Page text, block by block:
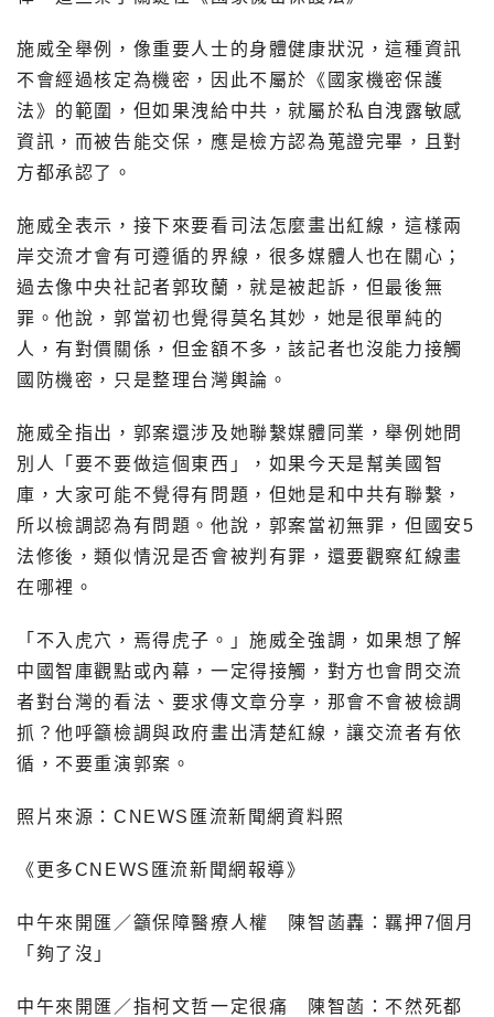
施威全舉例，像重要人士的身體健康狀況，這種資訊
不會經過核定為機密，因此不屬於《國家機密保護
法》的範圍，但如果洩給中共，就屬於私自洩露敏感
資訊，而被告能交保，應是檢方認為蒐證完畢，且對
方都承認了。
施威全表示，接下來要看司法怎麼畫出紅線，這樣兩
岸交流才會有可遵循的界線，很多媒體人也在關心；
過去像中央社記者郭玫蘭，就是被起訴，但最後無
罪。他說，郭當初也覺得莫名其妙，她是很單純的
人，有對價關係，但金額不多，該記者也沒能力接觸
國防機密，只是整理台灣輿論。
施威全指出，郭案還涉及她聯繫媒體同業，舉例她問
別人「要不要做這個東西」，如果今天是幫美國智
庫，大家可能不覺得有問題，但她是和中共有聯繫，
所以檢調認為有問題。他說，郭案當初無罪，但國安5
法修後，類似情況是否會被判有罪，還要觀察紅線畫
在哪裡。
「不入虎穴，焉得虎子。」施威全強調，如果想了解
中國智庫觀點或內幕，一定得接觸，對方也會問交流
者對台灣的看法、要求傳文章分享，那會不會被檢調
抓？他呼籲檢調與政府畫出清楚紅線，讓交流者有依
循，不要重演郭案。
照片來源：CNEWS匯流新聞網資料照
《更多CNEWS匯流新聞網報導》
中午來開匯／籲保障醫療人權 陳智菡轟：羈押7個月
「夠了沒」
中午來開匯／指柯文哲一定很痛 陳智菡：不然死都